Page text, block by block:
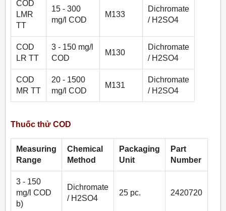
COD
LMR
TT
15 - 300
mg/l COD
M133
Dichromate
/ H2SO4
COD
LR TT
3 - 150 mg/l
COD
M130
Dichromate
/ H2SO4
COD
MR TT
20 - 1500
mg/l COD
M131
Dichromate
/ H2SO4
Thuốc thử COD
Measuring
Range
Chemical
Method
Packaging
Unit
Part
Number
3 - 150
mg/l COD
b)
Dichromate
/ H2SO4
25 pc. 2420720